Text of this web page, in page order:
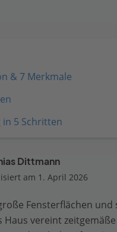
& 7 Merkmale
in 5 Schritten
Dittmann
am 1. April 2026
Fensterflächen und
Haus vereint